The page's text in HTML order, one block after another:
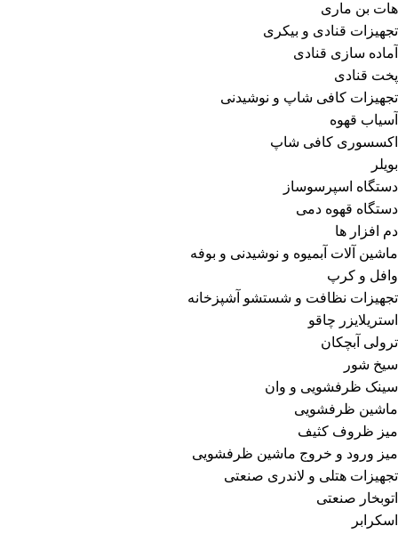
هات بن ماری
تجهیزات قنادی و بیکری
آماده سازی قنادی
پخت قنادی
تجهیزات کافی شاپ و نوشیدنی
آسیاب قهوه
اکسسوری کافی شاپ
بویلر
دستگاه اسپرسوساز
دستگاه قهوه دمی
دم افزار ها
ماشین آلات آبمیوه و نوشیدنی و بوفه
وافل و کرپ
تجهیزات نظافت و شستشو آشپزخانه
استریلایزر چاقو
ترولی آبچکان
سیخ شور
سینک ظرفشویی و وان
ماشین ظرفشویی
میز ظروف کثیف
میز ورود و خروج ماشین ظرفشویی
تجهیزات هتلی و لاندری صنعتی
اتوبخار صنعتی
اسکرابر